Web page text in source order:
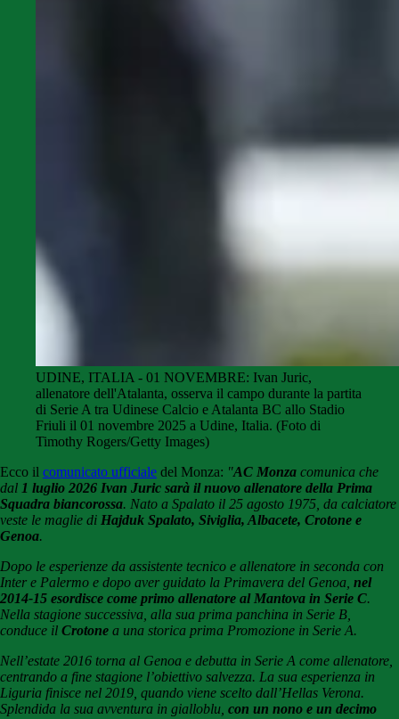
UDINE, ITALIA - 01 NOVEMBRE: Ivan Juric,
allenatore dell'Atalanta, osserva il campo durante la partita
di Serie A tra Udinese Calcio e Atalanta BC allo Stadio
Friuli il 01 novembre 2025 a Udine, Italia. (Foto di
Timothy Rogers/Getty Images)
Ecco il comunicato ufficiale del Monza: "AC Monza comunica che
dal 1 luglio 2026 Ivan Juric sarà il nuovo allenatore della Prima
Squadra biancorossa. Nato a Spalato il 25 agosto 1975, da calciatore
veste le maglie di Hajduk Spalato, Siviglia, Albacete, Crotone e
Genoa.
Dopo le esperienze da assistente tecnico e allenatore in seconda con
Inter e Palermo e dopo aver guidato la Primavera del Genoa, nel
2014-15 esordisce come primo allenatore al Mantova in Serie C.
Nella stagione successiva, alla sua prima panchina in Serie B,
conduce il Crotone a una storica prima Promozione in Serie A.
Nell’estate 2016 torna al Genoa e debutta in Serie A come allenatore,
centrando a fine stagione l’obiettivo salvezza. La sua esperienza in
Liguria finisce nel 2019, quando viene scelto dall’Hellas Verona.
Splendida la sua avventura in gialloblu, con un nono e un decimo